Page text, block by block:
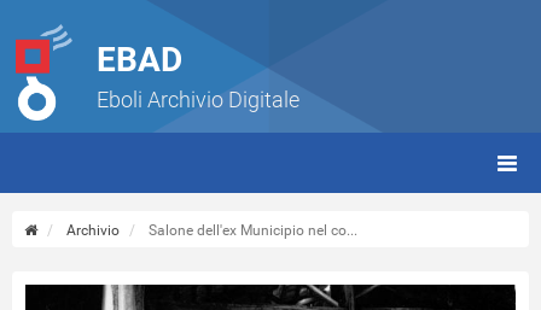
EBAD
Eboli Archivio Digitale
Archivio Salone dell'ex Municipio nel co...